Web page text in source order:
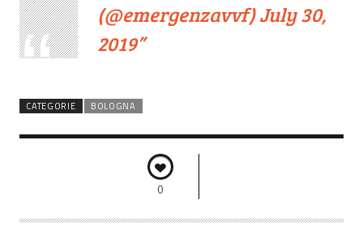
(@emergenzavvf)July 30,
2019
CATEGORIE BOLOGNA
0